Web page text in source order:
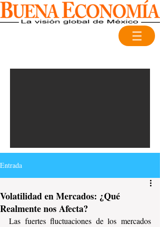
Entrada
Volatilidad en Mercados: ¿Qué
Realmente nos Afecta?
Las fuertes fluctuaciones de los mercados